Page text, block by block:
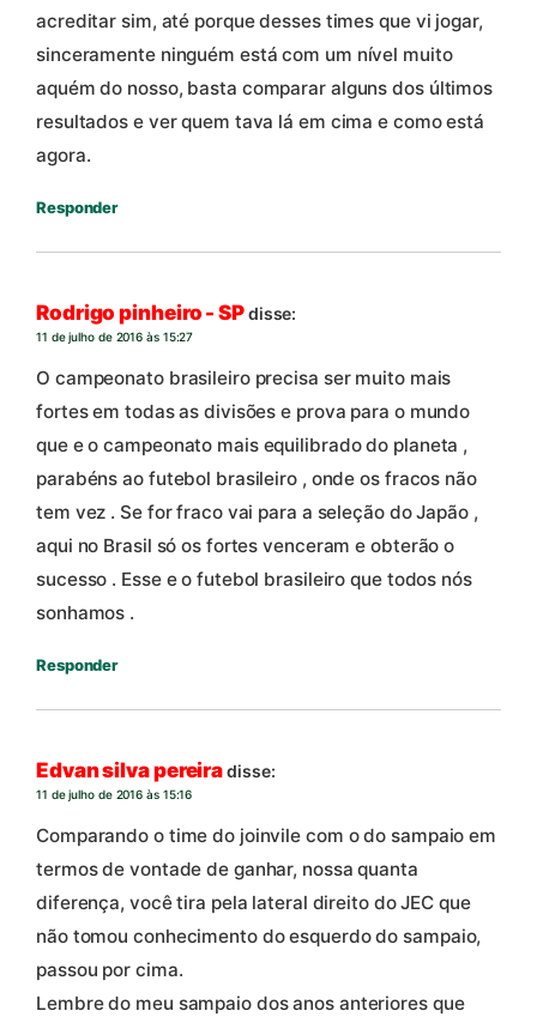
acreditar sim, até porque desses times que vi jogar,
sinceramente ninguém está com um nível muito
aquém do nosso, basta comparar alguns dos últimos
resultados e ver quem tava lá em cima e como está
agora.
Responder
Rodrigo pinheiro - SPdisse:
11 de julho de 2016 às 15:27
O campeonato brasileiro precisa ser muito mais
fortes em todas as divisões e prova para o mundo
que e o campeonato mais equilibrado do planeta ,
parabéns ao futebol brasileiro , onde os fracos não
tem vez . Se for fraco vai para a seleção do Japão ,
aqui no Brasil só os fortes venceram e obterão o
sucesso . Esse e o futebol brasileiro que todos nós
sonhamos .
Responder
Edvan silva pereiradisse:
11 de julho de 2016 às 15:16
Comparando o time do joinvile com o do sampaio em
termos de vontade de ganhar, nossa quanta
diferença, você tira pela lateral direito do JEC que
não tomou conhecimento do esquerdo do sampaio,
passou por cima.
Lembre do meu sampaio dos anos anteriores que